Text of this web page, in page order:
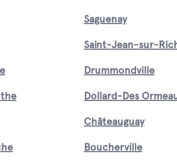
Saguenay
Saint-Jean-sur-
Drummondville
Dollard-Des
Châteauguay
Boucherville